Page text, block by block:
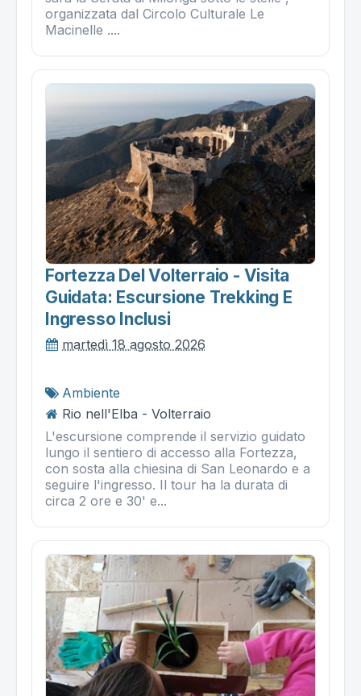
organizzata dal Circolo Culturale Le
Macinelle ....
Fortezza Del Volterraio - Visita
Guidata: Escursione Trekking E
Ingresso Inclusi
martedì 18 agosto 2026
Ambiente
Rio nell'Elba - Volterraio
L'escursione comprende il servizio guidato
lungo il sentiero di accesso alla Fortezza,
con sosta alla chiesina di San Leonardo e a
seguire l'ingresso. Il tour ha la durata di
circa 2 ore e 30' e...